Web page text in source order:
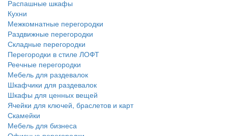
Распашные шкафы
Кухни
Межкомнатные перегородки
Раздвижные перегородки
Складные перегородки
Перегородки в стиле ЛОФТ
Реечные перегородки
Мебель для раздевалок
Шкафчики для раздевалок
Шкафы для ценных вещей
Ячейки для ключей, браслетов и карт
Скамейки
Мебель для бизнеса